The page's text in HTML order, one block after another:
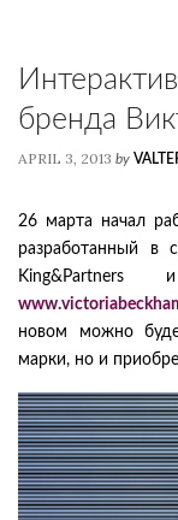
бренда
APRIL 3, 2013 by
26 марта начал
разработанный в
новом можно
марки, но и